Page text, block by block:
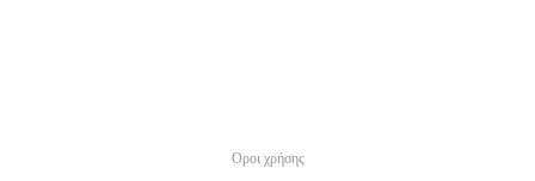
Οροι χρήσης